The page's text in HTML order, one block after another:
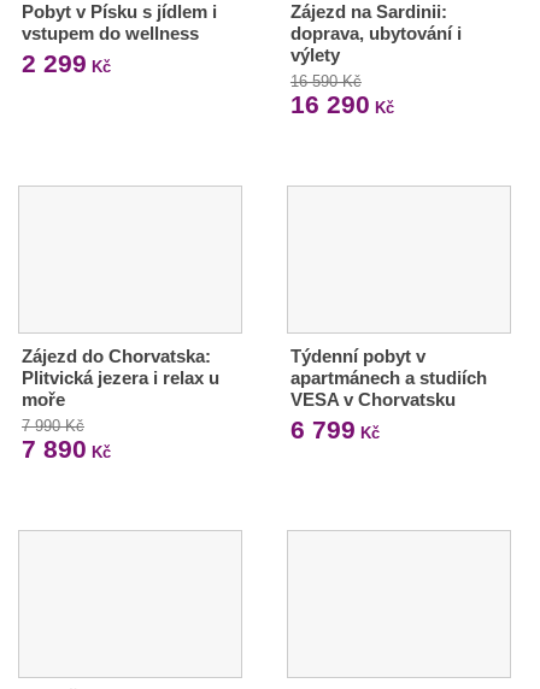
Pobyt v Písku s jídlem i
vstupem do wellness
2 299 Kč
Zájezd na Sardinii:
doprava, ubytování i
výlety
16 590 Kč
16 290 Kč
Zájezd do Chorvatska:
Plitvická jezera i relax u
moře
7 990 Kč
7 890 Kč
Týdenní pobyt v
apartmánech a studiích
VESA v Chorvatsku
6 799 Kč